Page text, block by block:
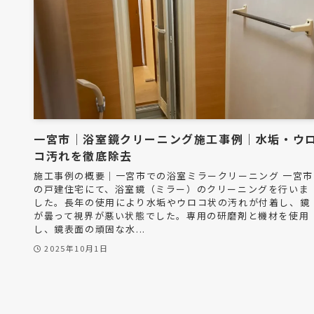
一宮市｜浴室鏡クリーニング施工事例｜水垢・ウ
コ汚れを徹底除去
施工事例の概要｜一宮市での浴室ミラークリーニング 一宮市
の戸建住宅にて、浴室鏡（ミラー）のクリーニングを行いま
した。長年の使用により水垢やウロコ状の汚れが付着し、鏡
が曇って視界が悪い状態でした。専用の研磨剤と機材を使用
し、鏡表面の頑固な水...
2025年10月1日